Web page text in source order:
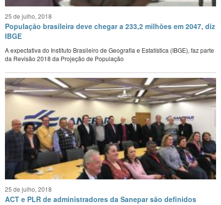
25 de julho, 2018
População brasileira deve chegar a 233,2 milhões em 2047, diz
IBGE
A expectativa do Instituto Brasileiro de Geografia e Estatística (IBGE), faz parte
da Revisão 2018 da Projeção de População
25 de julho, 2018
ACT e PLR de administradores da Sanepar são definidos